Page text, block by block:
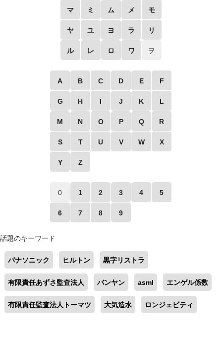
マ ミ ム メ モ
ヤ ユ ヨ ラ リ
ル レ ロ ワ ヲ
A B C D E F
G H I J K L
M N O P Q R
S T U V W X
Y Z
0 1 2 3 4 5
6 7 8 9
話題のキーワード
パナソニック ヒルトン 黒字リストラ
有限責任あずさ監査法人 バンヤン asml エンゲル係数
有限責任監査法人トーマツ 大気造水 ロンジェビティ